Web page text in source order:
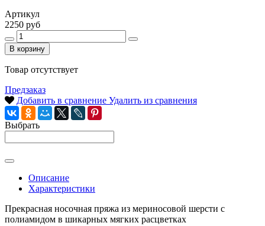
Артикул
2250 руб
В корзину
Товар отсутствует
Предзаказ
Добавить в сравнение Удалить из сравнения
Выбрать
Описание
Характеристики
Прекрасная носочная пряжа из мериносовой шерсти с
полиамидом в шикарных мягких расцветках